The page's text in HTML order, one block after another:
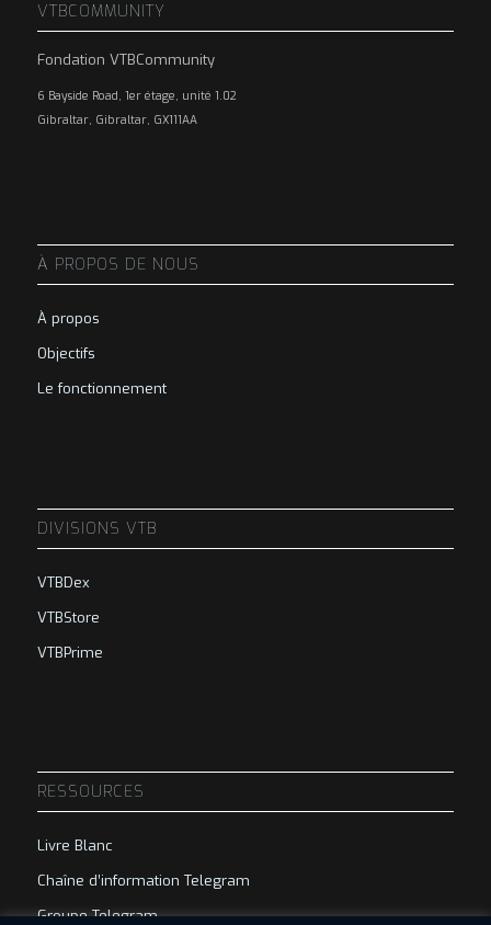
VTBCOMMUNITY
Fondation VTBCommunity
6 Bayside Road, 1er étage, unité 1.02
Gibraltar, Gibraltar, GX111AA
À PROPOS DE NOUS
À propos
Objectifs
Le fonctionnement
DIVISIONS VTB
VTBDex
VTBStore
VTBPrime
RESSOURCES
Livre Blanc
Chaîne d’information Telegram
Groupe Telegram